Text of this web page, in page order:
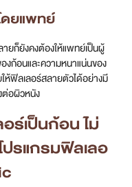
ดยแพทย์
ยก็ยังคงต้องให้แพทย์เป็นผู้
งก้อนและความหนาแน่นของ
ห้ฟิลเลอร์สลายตัวได้อย่างมี
ต่อผิวหนัง
ร์เป็นก้อน ไม่
รแกรมฟิลเลอ